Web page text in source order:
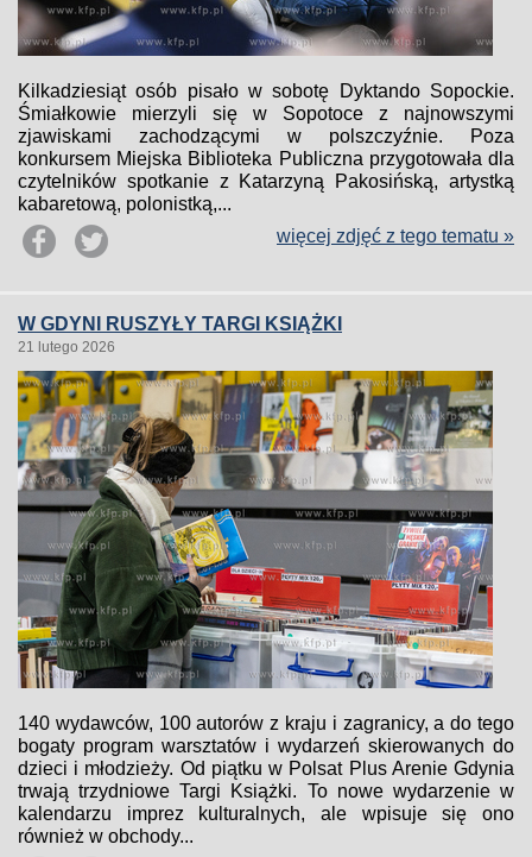
Kilkadziesiąt osób pisało w sobotę Dyktando Sopockie.
Śmiałkowie mierzyli się w Sopotoce z najnowszymi
zjawiskami zachodzącymi w polszczyźnie. Poza
konkursem Miejska Biblioteka Publiczna przygotowała dla
czytelników spotkanie z Katarzyną Pakosińską, artystką
kabaretową, polonistką,...
więcej zdjęć z tego tematu »
W GDYNI RUSZYŁY TARGI KSIĄŻKI
21 lutego 2026
140 wydawców, 100 autorów z kraju i zagranicy, a do tego
bogaty program warsztatów i wydarzeń skierowanych do
dzieci i młodzieży. Od piątku w Polsat Plus Arenie Gdynia
trwają trzydniowe Targi Książki. To nowe wydarzenie w
kalendarzu imprez kulturalnych, ale wpisuje się ono
również w obchody...